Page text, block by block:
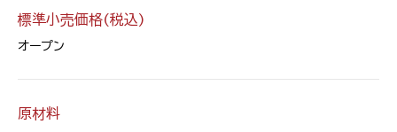
標準小売価格(税込)
オープン
原材料